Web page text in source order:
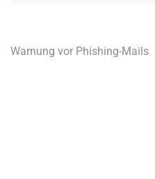
Warnung vor Phishing-Mails